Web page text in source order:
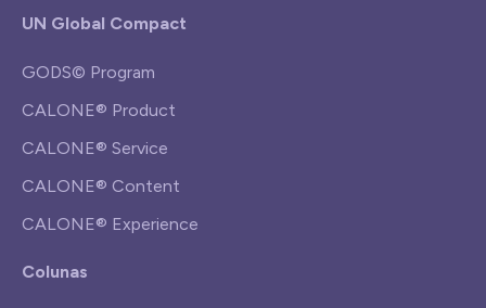
UN Global Compact
GODS© Program
CALONE® Product
CALONE® Service
CALONE® Content
CALONE® Experience
Colunas